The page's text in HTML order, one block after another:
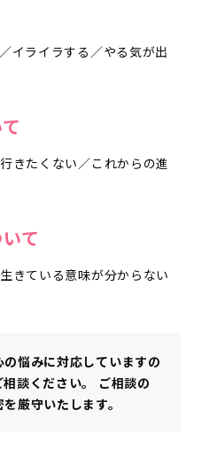
イライラする／やる気が出
きたくない／これからの進
て
きている意味が分からない
悩みに対応していますの
談ください。 ご相談の
厳守いたします。